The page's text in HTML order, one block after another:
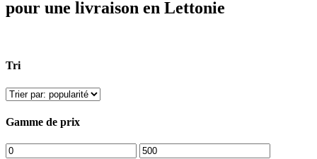
pour une livraison en Lettonie
Tri
Gamme de prix